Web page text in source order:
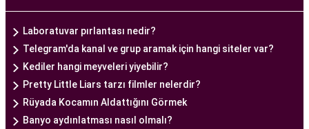
tedavi planları sunarak, her çiftin özel durumunu
dikkate alır. Ayrıca, merkezde kullanılan teknoloji
ve ekipmanlar, tedavi sürecini daha etkili ve
güvenli hale getirir.
Ankara Tüp Bebek Merkezi, hasta odaklı hizmet
anlayışı ve etik prensipler çerçevesinde, çiftlere
sağlıklı bir gebelik yaşama şansı tanıyan kapsamlı
Laboratuvar pırlantası nedir?
Telegram'da kanal ve grup aramak için hangi siteler var?
Kediler hangi meyveleri yiyebilir?
Pretty Little Liars tarzı filmler nelerdir?
Rüyada Kocamın Aldattığını Görmek
Banyo aydınlatması nasıl olmalı?